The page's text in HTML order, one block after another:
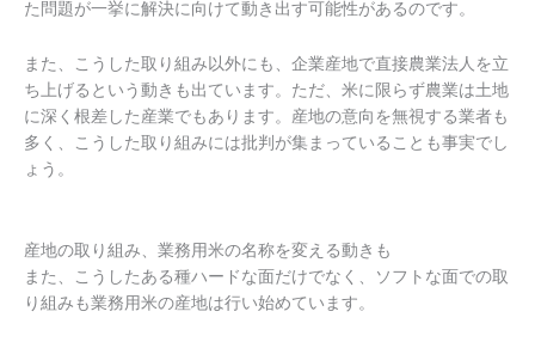
た問題が一挙に解決に向けて動き出す可能性があるのです。
また、こうした取り組み以外にも、企業産地で直接農業法人を立
ち上げるという動きも出ています。ただ、米に限らず農業は土地
に深く根差した産業でもあります。産地の意向を無視する業者も
多く、こうした取り組みには批判が集まっていることも事実でし
ょう。
産地の取り組み、業務用米の名称を変える動きも
また、こうしたある種ハードな面だけでなく、ソフトな面での取
り組みも業務用米の産地は行い始めています。